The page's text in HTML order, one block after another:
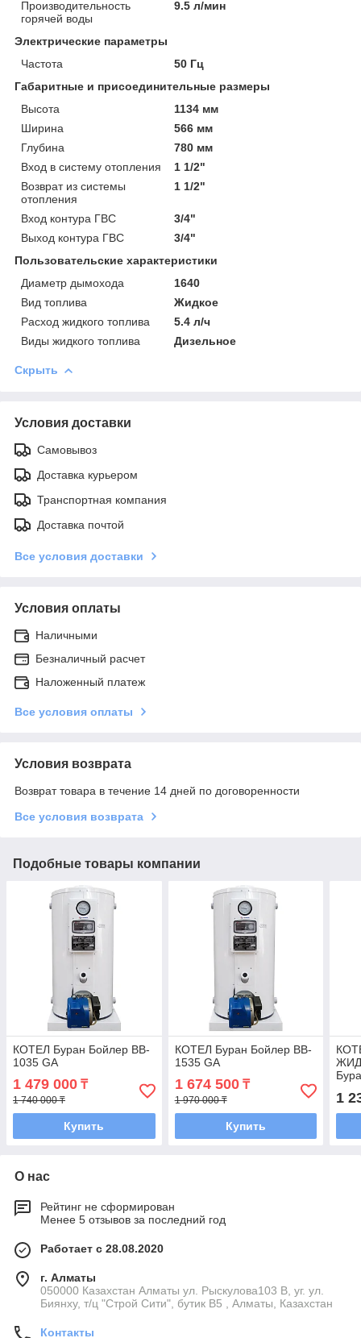
Производительность
горячей воды
9.5 л/мин
Электрические параметры
Частота
50 Гц
Габаритные и присоединительные размеры
Высота
1134 мм
Ширина
566 мм
Глубина
780 мм
Вход в систему отопления
1 1/2"
Возврат из системы
отопления
1 1/2"
Вход контура ГВС
3/4"
Выход контура ГВС
3/4"
Пользовательские характеристики
Диаметр дымохода
1640
Вид топлива
Жидкое
Расход жидкого топлива
5.4 л/ч
Виды жидкого топлива
Дизельное
Скрыть
Условия доставки
Самовывоз
Доставка курьером
Транспортная компания
Доставка почтой
Все условия доставки
Условия оплаты
Наличными
Безналичный расчет
Наложенный платеж
Все условия оплаты
Условия возврата
Возврат товара в течение 14 дней по договоренности
Все условия возврата
Подобные товары компании
КОТЕЛ Буран Бойлер BB-
1035 GA
1 479 000 ₸
1 740 000 ₸
Купить
КОТЕЛ Буран Бойлер BB-
1535 GA
1 674 500₸
1 970 000 ₸
Купить
1
О нас
Рейтинг не сформирован
Менее 5 отзывов за последний год
Работает с 28.08.2020
г. Алматы
050000 Казахстан Алматы ул. Рыскулова103 В, уг. ул.
Биянху, т/ц "Строй Сити", бутик В5 , Алматы, Казахстан
Контакты